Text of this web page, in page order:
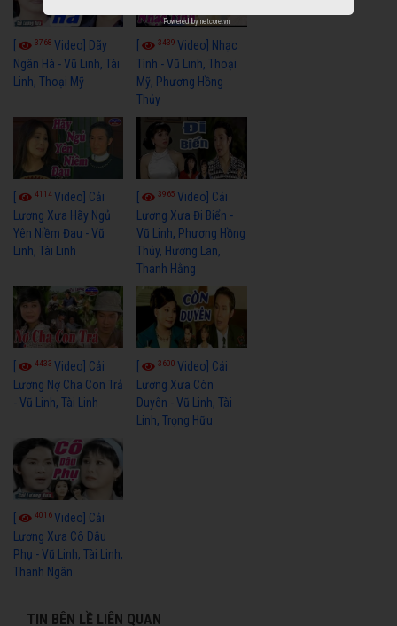
3768 Video] Dãy
Ngân Hà - Vũ Linh, Tài
Linh, Thoại Mỹ
3439Video] Nhạc
Tình - Vũ Linh, Thoại
Mỹ, Phương Hồng
Thủy
4114Video] Cải
Lương Xưa Hãy Ngủ
Yên Niềm Đau - Vũ
Linh, Tài Linh
3965Video] Cải
Lương Xưa Đi Biển -
Vũ Linh, Phương Hồng
Thủy, Hương Lan,
Thanh Hằng
4433 Video] Cải
Lương Nợ Cha Con Trả
- Vũ Linh, Tài Linh
3600Video] Cải
Lương Xưa Còn
Duyên - Vũ Linh, Tài
Linh, Trọng Hữu
[ 4016Video] Cải
Lương Xưa Cô Dâu
Phụ - Vũ Linh, Tài Linh,
Thanh Ngân
TIN BÊN LỀ LIÊN QUAN
Powered by netcore.vn